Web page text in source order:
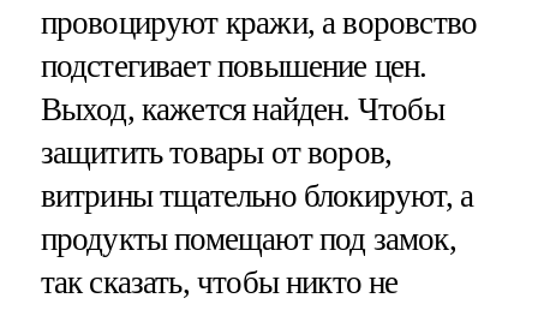
провоцируют кражи, а воровство
подстегивает повышение цен.
Выход, кажется найден. Чтобы
защитить товары от воров,
витрины тщательно блокируют, а
продукты помещают под замок,
так сказать, чтобы никто не